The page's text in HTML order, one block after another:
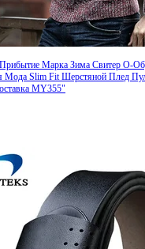
Марка Зима Свитер О-
Мода Slim Fit Шерстяной Плед
MY355"